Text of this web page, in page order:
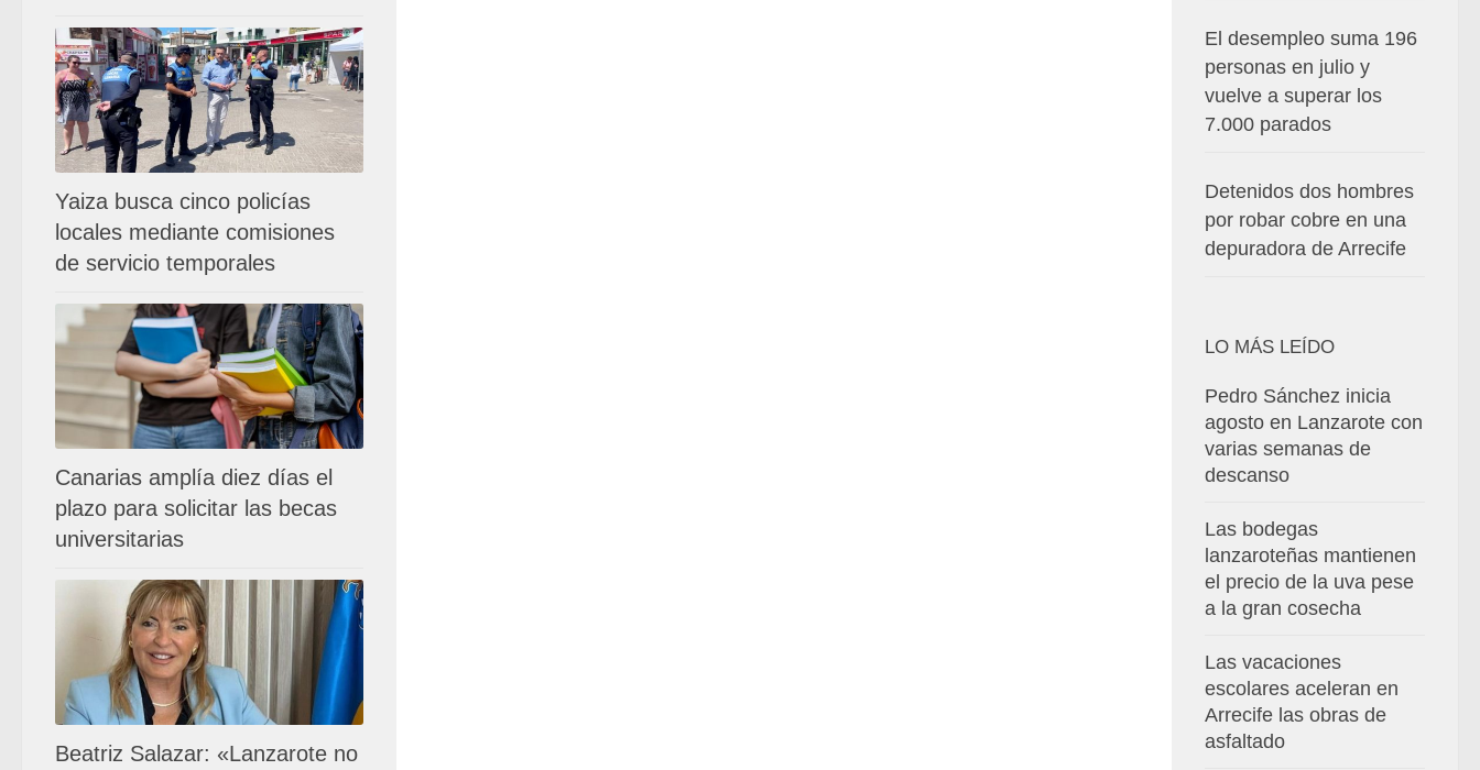
Yaiza busca cinco policías
locales mediante comisiones
de servicio temporales
Canarias amplía diez días el
plazo para solicitar las becas
universitarias
Beatriz Salazar: «Lanzarote no
El desempleo suma 196
personas en julio y
vuelve a superar los
7.000 parados
Detenidos dos hombres
por robar cobre en una
depuradora de Arrecife
LO MÁS LEÍDO
Pedro Sánchez inicia
agosto en Lanzarote con
varias semanas de
descanso
Las bodegas
lanzaroteñas mantienen
el precio de la uva pese
a la gran cosecha
Las vacaciones
escolares aceleran en
Arrecife las obras de
asfaltado